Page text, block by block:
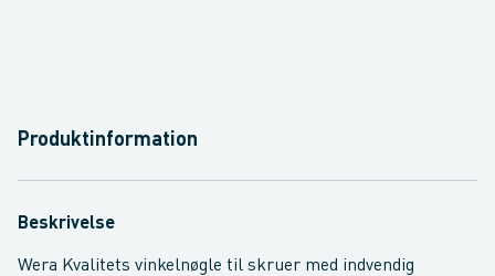
Produktinformation
Beskrivelse
Wera Kvalitets vinkelnøgle til skruer med indvendig